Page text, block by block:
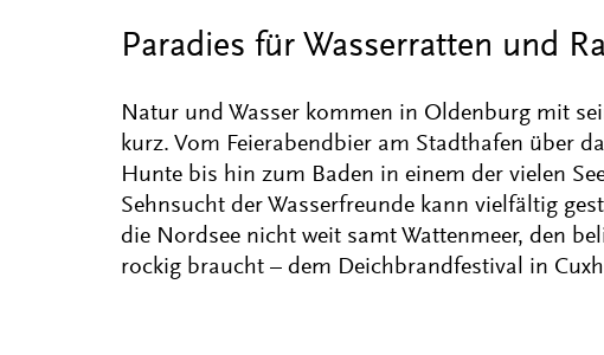
Paradies für Wasserratten und
Natur und Wasser kommen in Oldenburg mit
kurz. Vom Feierabendbier am Stadthafen über
Hunte bis hin zum Baden in einem der vielen
Sehnsucht der Wasserfreunde kann vielfältig
die Nordsee nicht weit samt Wattenmeer, den
rockig braucht – dem Deichbrandfestival in